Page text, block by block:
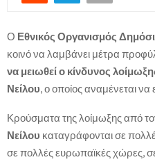
Ο Εθνικός Οργανισμός
κοινό να λαμβάνει μέτρα
να μειωθεί ο κίνδυνος
Νείλου , ο οποίος αναμένεται να
Κρούσματα της λοίμωξης από
Νείλου καταγράφονται σε
σε πολλές ευρωπαϊκές χώρες,